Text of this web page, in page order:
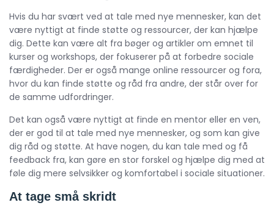
Hvis du har svært ved at tale med nye mennesker, kan det
være nyttigt at finde støtte og ressourcer, der kan hjælpe
dig. Dette kan være alt fra bøger og artikler om emnet til
kurser og workshops, der fokuserer på at forbedre sociale
færdigheder. Der er også mange online ressourcer og fora,
hvor du kan finde støtte og råd fra andre, der står over for
de samme udfordringer.
Det kan også være nyttigt at finde en mentor eller en ven,
der er god til at tale med nye mennesker, og som kan give
dig råd og støtte. At have nogen, du kan tale med og få
feedback fra, kan gøre en stor forskel og hjælpe dig med at
føle dig mere selvsikker og komfortabel i sociale situationer.
At tage små skridt